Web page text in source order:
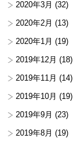
2020年3月 (32)
2020年2月 (13)
2020年1月 (19)
2019年12月 (18)
2019年11月 (14)
2019年10月 (19)
2019年9月 (23)
2019年8月 (19)